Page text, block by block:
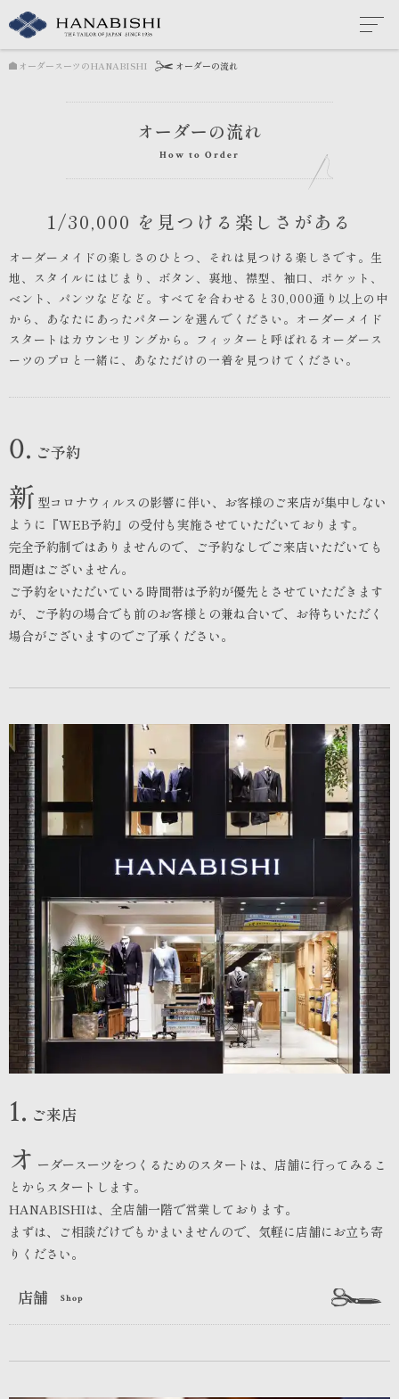
オーダースーツのHANABISHI オーダーの流れ
オーダーの流れ
How to Order
1/30,000 を見つける楽しさがある
オーダーメイドの楽しさのひとつ、それは見つける楽しさです。 生
地、スタイルにはじまり、ボタン、裏地、襟型、袖口、ポケット、
ベント、パンツなどなど。 すべてを合わせると30,000通り以上の中
から、あなたにあったパターンを選んでください。 オーダーメイド
スタートはカウンセリングから。 フィッターと呼ばれるオーダース
ーツのプロと一緒に、あなただけの一着を見つけてください。
0. ご予約
新 型コロナウィルスの影響に伴い、お客様のご来店が集中しない
ように『WEB予約』の受付も実施させていただいております。
完全予約制ではありませんので、ご予約なしでご来店いただいても
問題はございません。
ご予約をいただいている時間帯は予約が優先とさせていただきます
が、
ご予約の場合でも前のお客様との兼ね合いで、お待ちいただく
場合がございますのでご了承ください。
1. ご来店
オ ーダースーツをつくるためのスタートは、店舗に行ってみるこ
とからスタートします。
HANABISHIは、全店舗一階で営業しております。
まずは、ご相談だけでもかまいませんので、気軽に店舗にお立ち寄
りください。
店舗 Shop